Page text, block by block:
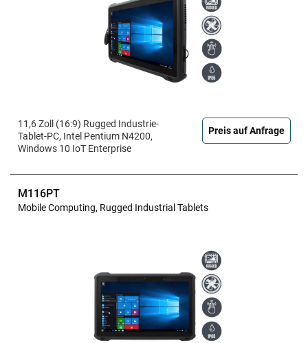
11,6 Zoll (16:9) Rugged Industrie-
Tablet-PC, Intel Pentium N4200,
Windows 10 IoT Enterprise
Preis auf Anfrage
M116PT
Mobile Computing, Rugged Industrial Tablets